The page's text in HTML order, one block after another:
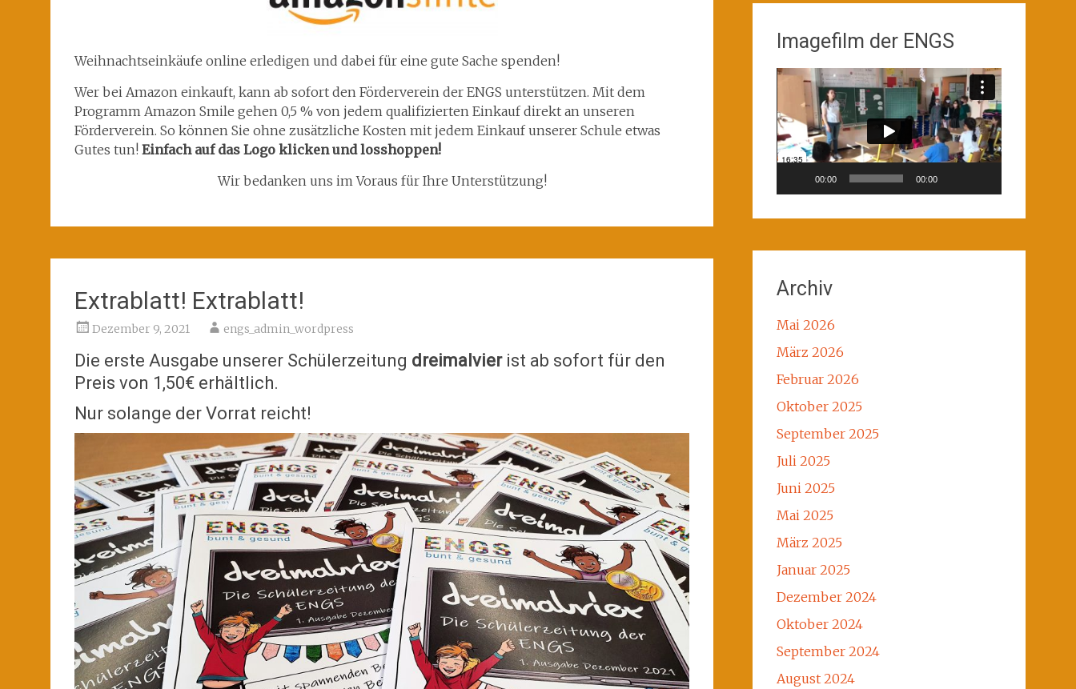
Weihnachtseinkäufe online erledigen und dabei für eine gute Sache spenden!
Wer bei Amazon einkauft, kann ab sofort den Förderverein der ENGS unterstützen. Mit dem
Programm Amazon Smile gehen 0,5 % von jedem qualifizierten Einkauf direkt an unseren
Förderverein. So können Sie ohne zusätzliche Kosten mit jedem Einkauf unserer Schule etwas
Gutes tun! Einfach auf das Logo klicken und losshoppen!
Wir bedanken uns im Voraus für Ihre Unterstützung!
Extrablatt! Extrablatt!
Dezember 9, 2021 engs_admin_wordpress
Die erste Ausgabe unserer Schülerzeitung dreimalvier ist ab sofort für den
Preis von 1,50€ erhältlich.
Nur solange der Vorrat reicht!
Imagefilm der ENGS
Video-
Player
00:00 00:00
Archiv
Mai 2026
März 2026
Februar 2026
Oktober 2025
September 2025
Juli 2025
Juni 2025
Mai 2025
März 2025
Januar 2025
Dezember 2024
Oktober 2024
September 2024
August 2024